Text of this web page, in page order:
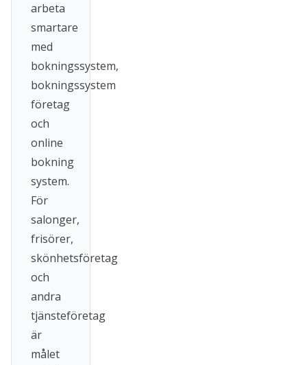
arbeta
smartare
med
bokningssystem,
bokningssystem
företag
och
online
bokning
system.
För
salonger,
frisörer,
skönhetsföretag
och
andra
tjänsteföretag
är
målet